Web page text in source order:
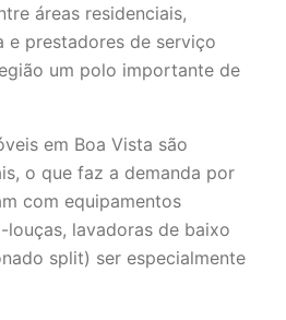
áreas residenciais,
e prestadores de serviço
um polo importante de
em Boa Vista são
o que faz a demanda por
com equipamentos
lavadoras de baixo
split) ser especialmente